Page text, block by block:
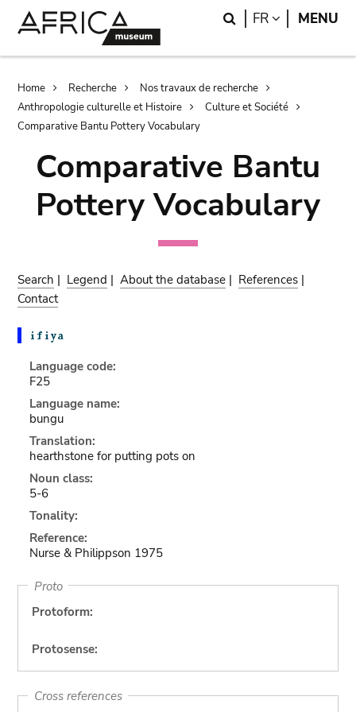
Search
FR LANGUAGE
MENU
Breadcrumb
Home Recherche
Nos travaux de recherche
Anthropologie culturelle et Histoire
Culture et Société
Comparative Bantu Pottery Vocabulary
Comparative Bantu
Pottery Vocabulary
Search | Legend |About the database | References |
Contact
Language code:
F25
Language name:
bungu
Translation:
hearthstone for putting pots on
Noun class:
5-6
Tonality:
Reference:
Nurse & Philippson 1975
Proto
Protoform:
Protosense:
Cross references